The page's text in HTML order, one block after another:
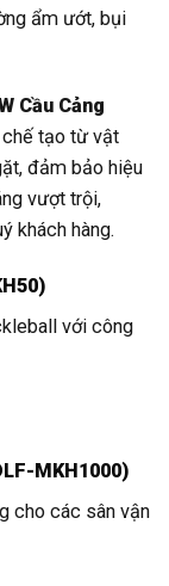
ẩm ướt, bụi
Cầu Cảng
tạo từ vật
đảm bảo hiệu
vượt trội,
khách hàng.
với công
MKH1000)
cho các sân vận